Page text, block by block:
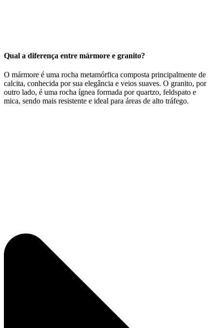
Qual a diferença entre mármore e granito?
O mármore é uma rocha metamórfica composta principalmente de
calcita, conhecida por sua elegância e veios suaves. O granito, por
outro lado, é uma rocha ígnea formada por quartzo, feldspato e
mica, sendo mais resistente e ideal para áreas de alto tráfego.